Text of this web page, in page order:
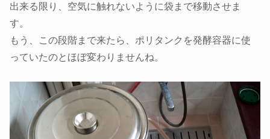
出来る限り、空気に触れないように袋まで移動させま
す。
もう、この段階まで来たら、ポリタンクを発酵容器に使
っていたのとほぼ変わりませんね。